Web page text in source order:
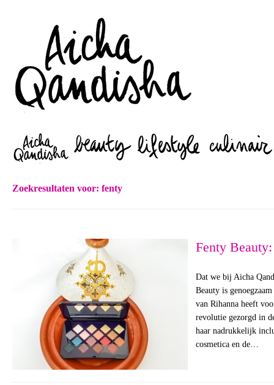
Zoekresultaten voor: fenty
Fenty
Dat we bij Aicha
Beauty is
van Rihanna heeft
revolutie gezorgd in
haar nadrukkelijk
cosmetica en de…